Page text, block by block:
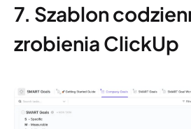
7. Szablon
zrobienia ClickUp